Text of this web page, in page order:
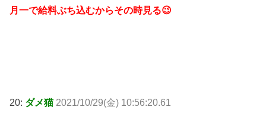
月一で給料ぶち込むからその時見る😉
20: ダメ猫 2021/10/29(金) 10:56:20.61